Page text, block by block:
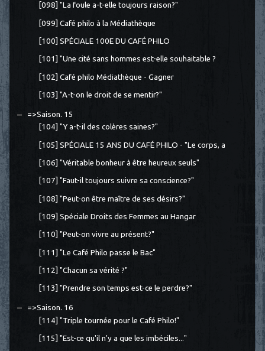
[098] "La foule a-t-elle toujours raison?"
[099] Café philo à la Médiathèque
[100] SPÉCIALE 100E DU CAFÉ PHILO
[101] "Une cité sans hommes est-elle souhaitable ?
[102] Café philo Médiathèque - Gagner
[103] "A-t-on le droit de se mentir?"
=>Saison. 15
[104] "Y a-t-il des colères saines?"
[105] SPÉCIALE 15 ANS DU CAFÉ PHILO - "Le corps, a
[106] "Véritable bonheur à être heureux seuls"
[107] "Faut-il toujours suivre sa conscience?"
[108] "Peut-on être maître de ses désirs?"
[109] Spéciale Droits des Femmes au Hangar
[110] "Peut-on vivre au présent?"
[111] "Le Café Philo passe le Bac"
[112] "Chacun sa vérité ?"
[113] "Prendre son temps est-ce le perdre?"
=>Saison. 16
[114] "Triple tournée pour le Café Philo!"
[115] "Est-ce qu'il n'y a que les imbéciles..."